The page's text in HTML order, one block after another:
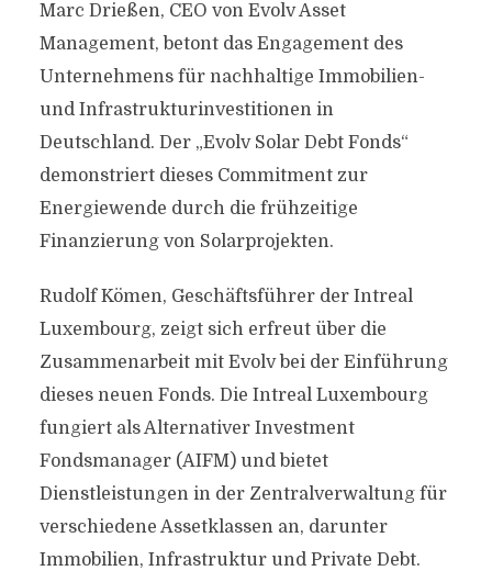
Marc Drießen, CEO von Evolv Asset
Management, betont das Engagement des
Unternehmens für nachhaltige Immobilien-
und Infrastrukturinvestitionen in
Deutschland. Der „Evolv Solar Debt Fonds“
demonstriert dieses Commitment zur
Energiewende durch die frühzeitige
Finanzierung von Solarprojekten.
Rudolf Kömen, Geschäftsführer der Intreal
Luxembourg, zeigt sich erfreut über die
Zusammenarbeit mit Evolv bei der Einführung
dieses neuen Fonds. Die Intreal Luxembourg
fungiert als Alternativer Investment
Fondsmanager (AIFM) und bietet
Dienstleistungen in der Zentralverwaltung für
verschiedene Assetklassen an, darunter
Immobilien, Infrastruktur und Private Debt.